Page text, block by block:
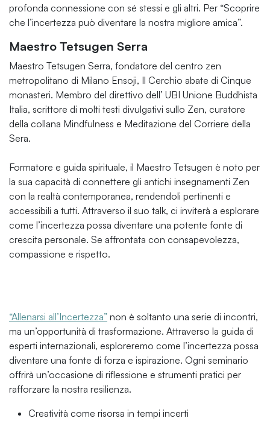
profonda connessione con sé stessi e gli altri. Per “Scoprire
che l’incertezza può diventare la nostra migliore amica”.
Maestro Tetsugen Serra
Maestro Tetsugen Serra, fondatore del centro zen
metropolitano di Milano Ensoji, Il Cerchio abate di Cinque
monasteri. Membro del direttivo dell’ UBI Unione Buddhista
Italia, scrittore di molti testi divulgativi sullo Zen, curatore
della collana Mindfulness e Meditazione del Corriere della
Sera.
Formatore e guida spirituale, il Maestro Tetsugen è noto per
la sua capacità di connettere gli antichi insegnamenti Zen
con la realtà contemporanea, rendendoli pertinenti e
accessibili a tutti. Attraverso il suo talk, ci inviterà a esplorare
come l’incertezza possa diventare una potente fonte di
crescita personale. Se affrontata con consapevolezza,
compassione e rispetto.
“Allenarsi all’Incertezza” non è soltanto una serie di incontri,
ma un’opportunità di trasformazione. Attraverso la guida di
esperti internazionali, esploreremo come l’incertezza possa
diventare una fonte di forza e ispirazione. Ogni seminario
offrirà un’occasione di riflessione e strumenti pratici per
rafforzare la nostra resilienza.
Creatività come risorsa in tempi incerti